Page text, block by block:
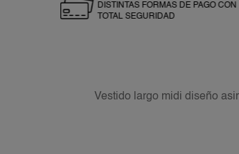
DISTINTAS FORMAS DE PAGO CON
TOTAL SEGURIDAD
Vestido largo midi diseño